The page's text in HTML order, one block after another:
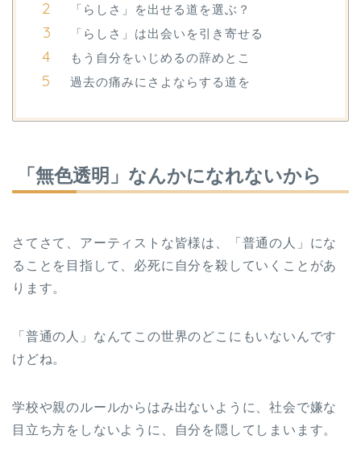
「らしさ」を出せる道を選ぶ？
「らしさ」は出会いを引き寄せる
もう自分をいじめるの辞めとこ
過去の痛みにさよならする道を
「無色透明」なんかになれないから
さてさて、アーティストな皆様は、「普通の人」にな
ることを目指して、必死に自分を殺していくことがあ
ります。
「普通の人」なんてこの世界のどこにもいないんです
けどね。
学校や親のルールからはみ出ないように、社会で嫌な
目立ち方をしないように、自分を隠してしまいます。